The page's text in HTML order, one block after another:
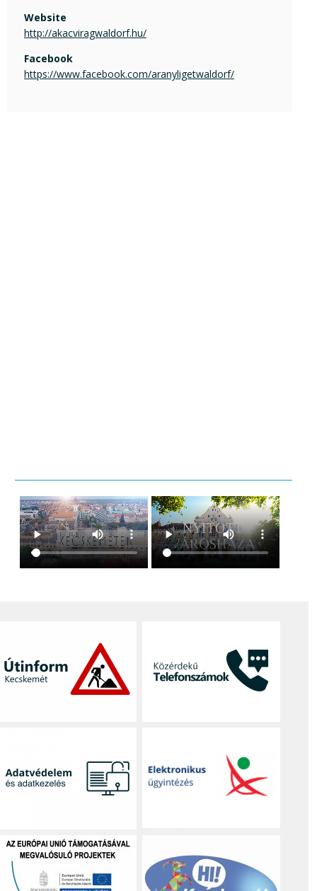
Website
http://akacviragwaldorf.hu/
Facebook
https://www.facebook.com/aranyligetwaldorf/